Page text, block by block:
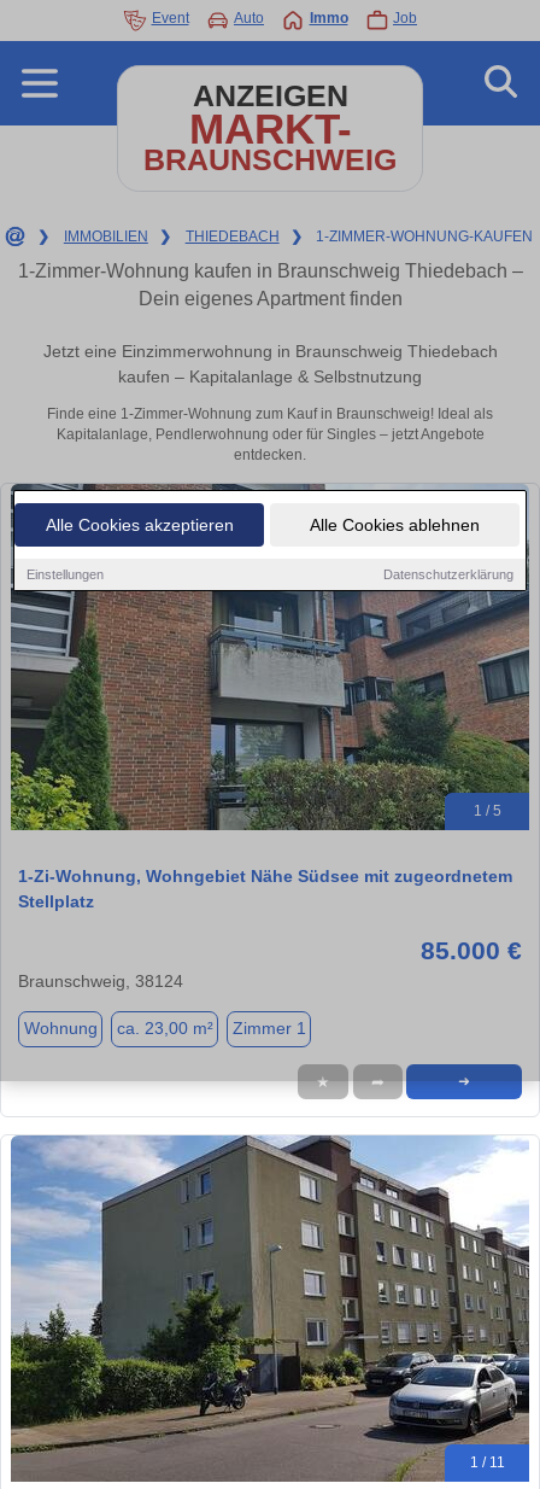
Alle Cookies akzeptieren Alle Cookies ablehnen
Einstellungen Datenschutzerklärung
Event Auto Immo Job
ANZEIGEN
MARKT-
BRAUNSCHWEIG
❯ IMMOBILIEN ❯ THIEDEBACH ❯ 1-ZIMMER-WOHNUNG-KAUFEN
1-Zimmer-Wohnung kaufen in Braunschweig Thiedebach –
Dein eigenes Apartment finden
Jetzt eine Einzimmerwohnung in Braunschweig Thiedebach
kaufen – Kapitalanlage & Selbstnutzung
Finde eine 1-Zimmer-Wohnung zum Kauf in Braunschweig! Ideal als
Kapitalanlage, Pendlerwohnung oder für Singles – jetzt Angebote
entdecken.
1 / 5
1-Zi-Wohnung, Wohngebiet Nähe Südsee mit zugeordnetem
Stellplatz
85.000 €
Braunschweig, 38124
Wohnung ca. 23,00 m² Zimmer 1
★ ➦ ➜
1 / 11